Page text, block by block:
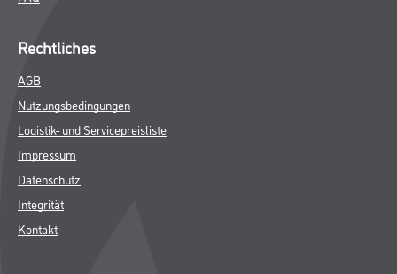
Bodenbeläge
Wand- & Deckenbeläge
Werkzeug & Maschinen
Verbrauchsmaterialien
Gustav Knittel Farben